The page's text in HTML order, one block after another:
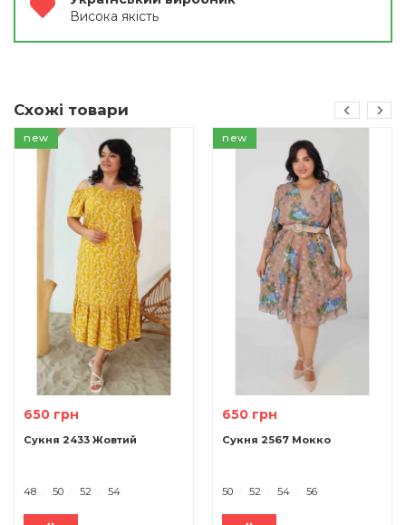
Висока якість
Схожі товари
new
650 грн
Сукня 2433 Жовтий
48 50 52 54
new
650 грн
Сукня 2567 Мокко
50 52 54 56